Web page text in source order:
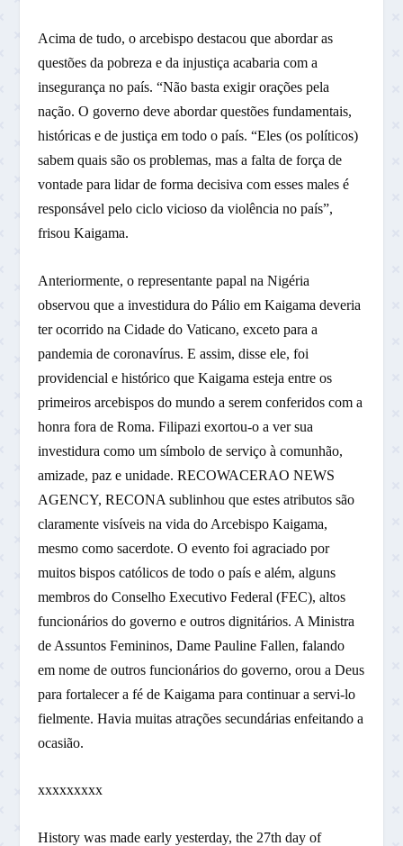
Acima de tudo, o arcebispo destacou que abordar as
questões da pobreza e da injustiça acabaria com a
insegurança no país. “Não basta exigir orações pela
nação. O governo deve abordar questões fundamentais,
históricas e de justiça em todo o país. “Eles (os políticos)
sabem quais são os problemas, mas a falta de força de
vontade para lidar de forma decisiva com esses males é
responsável pelo ciclo vicioso da violência no país”,
frisou Kaigama.
Anteriormente, o representante papal na Nigéria
observou que a investidura do Pálio em Kaigama deveria
ter ocorrido na Cidade do Vaticano, exceto para a
pandemia de coronavírus. E assim, disse ele, foi
providencial e histórico que Kaigama esteja entre os
primeiros arcebispos do mundo a serem conferidos com a
honra fora de Roma. Filipazi exortou-o a ver sua
investidura como um símbolo de serviço à comunhão,
amizade, paz e unidade. RECOWACERAO NEWS
AGENCY, RECONA sublinhou que estes atributos são
claramente visíveis na vida do Arcebispo Kaigama,
mesmo como sacerdote. O evento foi agraciado por
muitos bispos católicos de todo o país e além, alguns
membros do Conselho Executivo Federal (FEC), altos
funcionários do governo e outros dignitários. A Ministra
de Assuntos Femininos, Dame Pauline Fallen, falando
em nome de outros funcionários do governo, orou a Deus
para fortalecer a fé de Kaigama para continuar a servi-lo
fielmente. Havia muitas atrações secundárias enfeitando a
ocasião.
xxxxxxxxx
History was made early yesterday, the 27th day of